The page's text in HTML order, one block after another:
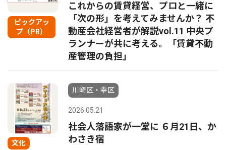
ピックアッ
プ（PR）
これからの賃貸経営、プロと一緒に
「次の形」を考えてみませんか？ 不
動産会社経営者が解説vol.11 中央プ
ランナーが共に考える。「賃貸不動
産管理の負担」
文化
川崎区・幸区
2026.05.21
社会人落語家が一堂に ６月21日、か
わさき宿